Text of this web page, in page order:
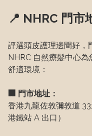
📍 NHRC 門市
評選頭皮護理邊間好，
NHRC 自然療髮中心
舒適環境：
🏢 門市地址：
香港九龍佐敦彌敦道
港鐵站 A 出口）